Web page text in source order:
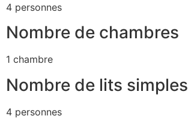
4 personnes
Nombre de chambres
1 chambre
Nombre de lits simples
4 personnes